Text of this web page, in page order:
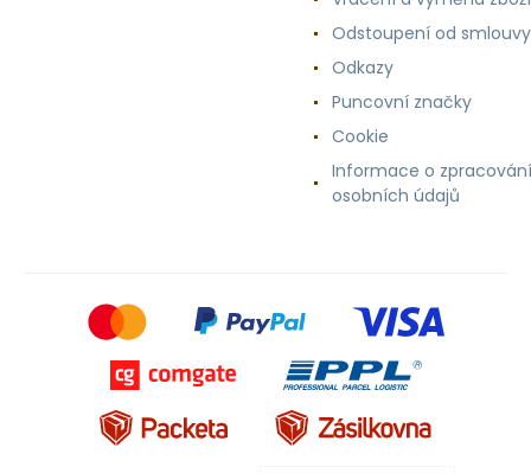
Odstoupení od smlouvy
Odkazy
Puncovní značky
Cookie
Informace o zpracování
osobních údajů